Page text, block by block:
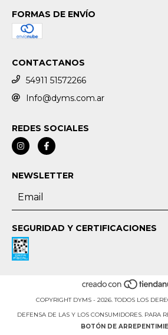
FORMAS DE ENVÍO
CONTACTANOS
54911 51572266
Info@dyms.com.ar
REDES SOCIALES
NEWSLETTER
SEGURIDAD Y CERTIFICACIONES
COPYRIGHT DYMS - 2026. TODOS LOS
DEFENSA DE LAS Y LOS CONSUMIDORES. PARA
BOTÓN DE